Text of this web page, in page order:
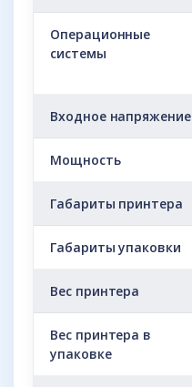
Операционные
системы
Входное напряжение
Мощность
Габариты принтера
Габариты упаковки
Вес принтера
Вес принтера в
упаковке